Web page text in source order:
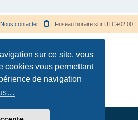
sur ce site, vous
cookies vous permettant
de navigation
Fuseau horaire sur UTC+02:00
Nous contacter
® Forum Software © phpBB Limited